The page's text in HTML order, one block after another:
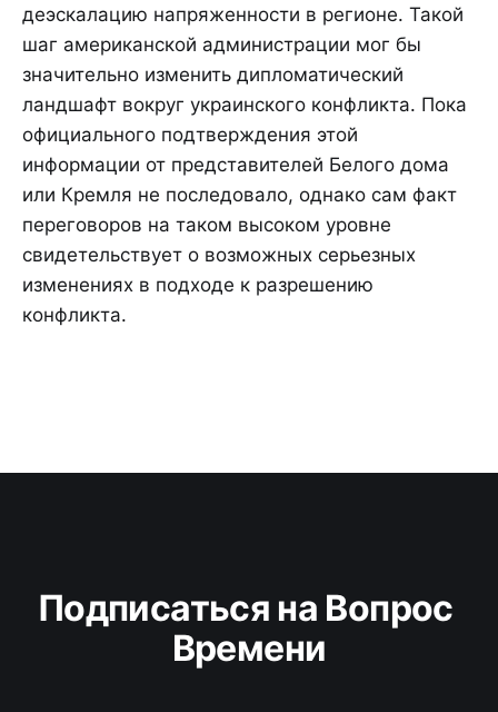
деэскалацию напряженности в регионе. Такой
шаг американской администрации мог бы
значительно изменить дипломатический
ландшафт вокруг украинского конфликта. Пока
официального подтверждения этой
информации от представителей Белого дома
или Кремля не последовало, однако сам факт
переговоров на таком высоком уровне
свидетельствует о возможных серьезных
изменениях в подходе к разрешению
конфликта.
Подписаться на Вопрос
Времени